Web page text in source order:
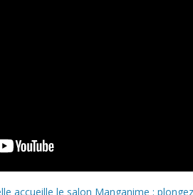
accueille le salon Manganime :